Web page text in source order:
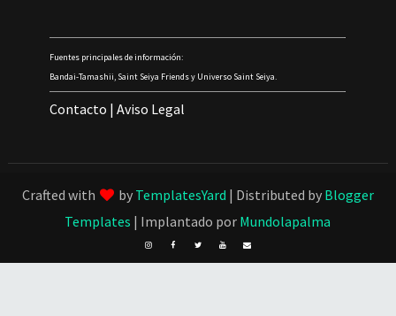
Fuentes principales de información:
Bandai-Tamashii, Saint Seiya Friends y Universo Saint Seiya.
Contacto |Aviso Legal
Crafted with by TemplatesYard | Distributed by Blogger
Templates | Implantado por Mundolapalma